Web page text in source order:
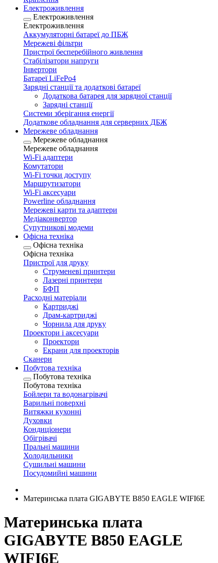
Електроживлення
Електроживлення
Електроживлення
Аккумуляторні батареї до ПБЖ
Мережеві фільтри
Пристрої бесперебійного живлення
Стабілізатори напруги
Інвертори
Батареї LiFePo4
Зарядні станції та додаткові батареї
Додаткова батарея для зарядної станції
Зарядні станції
Системи зберігання енергії
Додаткове обладнання для серверних ДБЖ
Мережеве обладнання
Мережеве обладнання
Мережеве обладнання
Wi-Fi адаптери
Комутатори
Wi-Fi точки доступу
Маршрутизатори
Wi-Fi аксесуари
Рowerline обладнання
Мережеві карти та адаптери
Медіаконвертор
Супутникові модеми
Офісна техніка
Офісна техніка
Офісна техніка
Пристрої для друку
Струменеві принтери
Лазерні принтери
БФП
Расходні матеріали
Картриджі
Драм-картриджі
Чорнила для друку
Проектори і аксесуари
Проектори
Екрани для проекторів
Сканери
Побутова техніка
Побутова техніка
Побутова техніка
Бойлери та водонагрівачі
Варильні поверхні
Витяжки кухонні
Духовки
Кондиціонери
Обігрівачі
Пральні машини
Холодильники
Сушильні машини
Посудомийні машини
Материнська плата GIGABYTE B850 EAGLE WIFI6E
Материнська плата
GIGABYTE B850 EAGLE
WIFI6E